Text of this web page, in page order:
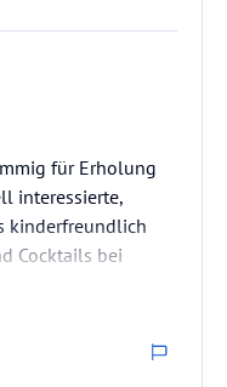
für Erholung
interessierte,
kinderfreundlich
Cocktails bei
Tatsache, dass
als hätte man